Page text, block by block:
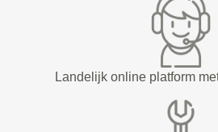
Landelijk online platform